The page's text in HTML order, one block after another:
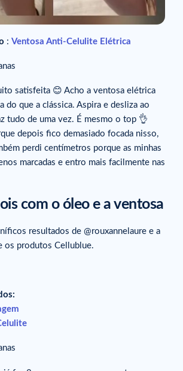
: Ventosa Anti-Celulite Elétrica
satisfeita 😊 Acho a ventosa elétrica
do que a clássica. Aspira e desliza ao
tudo de uma vez. É mesmo o top 👌
depois fico demasiado focada nisso,
perdi centímetros porque as minhas
marcadas e entro mais facilmente nas
com o óleo e a ventosa
resultados de @rouxannelaure e a
os produtos Cellublue.